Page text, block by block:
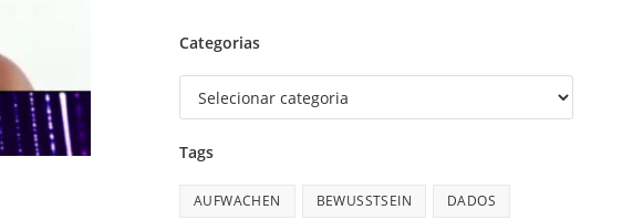
Categorias
Tags
AUFWACHEN BEWUSSTSEIN DADOS